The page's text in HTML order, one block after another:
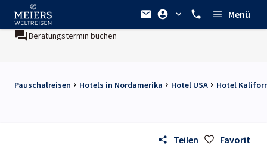
Menü
Beratungstermin buchen
Pauschalreisen Hotels in Nordamerika Hotel USA Hotel
Teilen Favorit